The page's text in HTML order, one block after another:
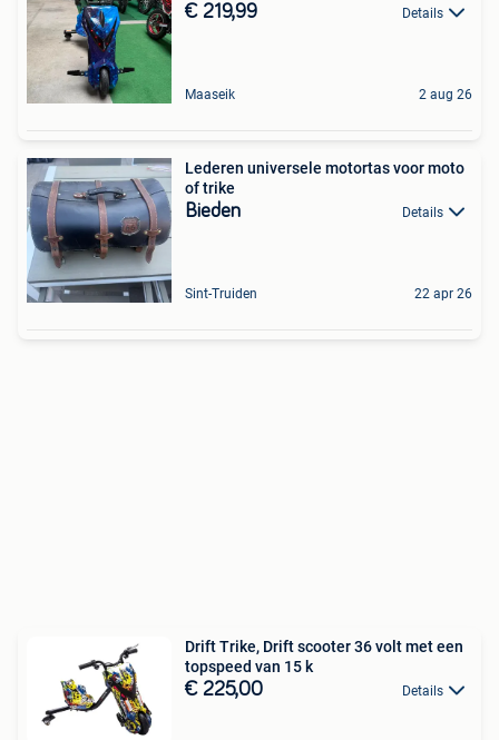
€ 219,99 Details
Maaseik 2 aug 26
Lederen universele motortas voor moto
of trike
Bieden Details
Sint-Truiden 22 apr 26
Drift Trike, Drift scooter 36 volt met een
topspeed van 15 k
€ 225,00 Details